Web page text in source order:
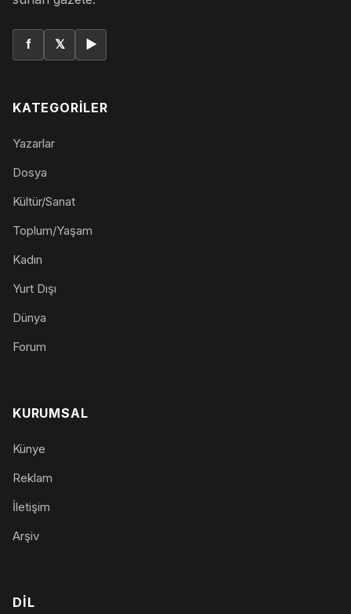
f 𝕏 ▶
KATEGORILER
Yazarlar
Dosya
Kültür/Sanat
Toplum/Yaşam
Kadın
Yurt Dışı
Dünya
Forum
KURUMSAL
Künye
Reklam
İletişim
Arşiv
DIL